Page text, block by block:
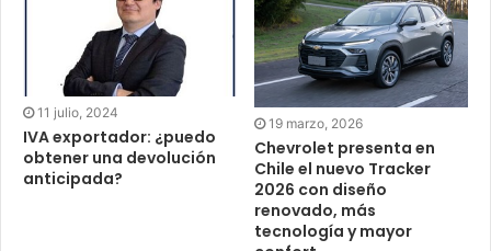
11 julio, 2024
IVA exportador: ¿puedo
obtener una devolución
anticipada?
19 marzo, 2026
Chevrolet presenta en
Chile el nuevo Tracker
2026 con diseño
renovado, más
tecnología y mayor